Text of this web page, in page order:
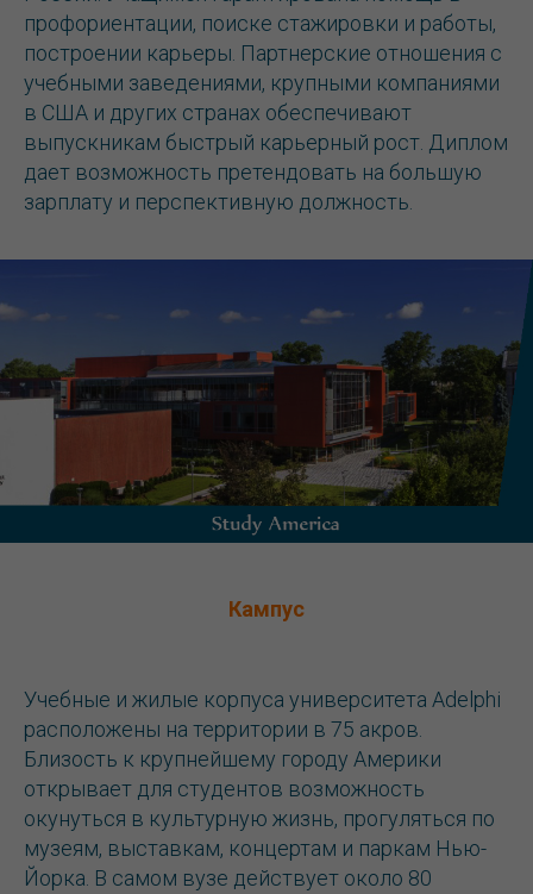
профориентации, поиске стажировки и работы,
построении карьеры. Партнерские отношения с
учебными заведениями, крупными компаниями
в США и других странах обеспечивают
выпускникам быстрый карьерный рост. Диплом
дает возможность претендовать на большую
зарплату и перспективную должность.
Кампус
Учебные и жилые корпуса университета Adelphi
расположены на территории в 75 акров.
Близость к крупнейшему городу Америки
открывает для студентов возможность
окунуться в культурную жизнь, прогуляться по
музеям, выставкам, концертам и паркам Нью-
Йорка. В самом вузе действует около 80